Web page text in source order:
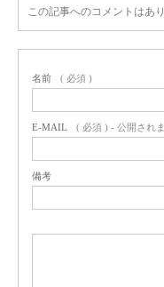
この記事へのコメントはあり
名前 ( 必須 )
E-MAIL ( 必須 ) - 公開され
備考